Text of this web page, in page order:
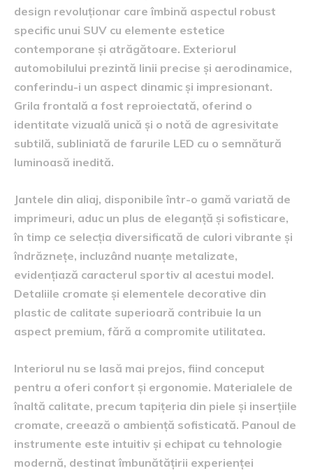
design revoluționar care îmbină aspectul robust
specific unui SUV cu elemente estetice
contemporane și atrăgătoare. Exteriorul
automobilului prezintă linii precise și aerodinamice,
conferindu-i un aspect dinamic și impresionant.
Grila frontală a fost reproiectată, oferind o
identitate vizuală unică și o notă de agresivitate
subtilă, subliniată de farurile LED cu o semnătură
luminoasă inedită.
Jantele din aliaj, disponibile într-o gamă variată de
imprimeuri, aduc un plus de eleganță și sofisticare,
în timp ce selecția diversificată de culori vibrante și
îndrăznețe, incluzând nuanțe metalizate,
evidențiază caracterul sportiv al acestui model.
Detaliile cromate și elementele decorative din
plastic de calitate superioară contribuie la un
aspect premium, fără a compromite utilitatea.
Interiorul nu se lasă mai prejos, fiind conceput
pentru a oferi confort și ergonomie. Materialele de
înaltă calitate, precum tapițeria din piele și inserțiile
cromate, creează o ambiență sofisticată. Panoul de
instrumente este intuitiv și echipat cu tehnologie
modernă, destinat îmbunătățirii experienței